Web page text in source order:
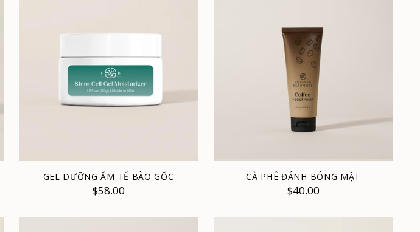
GEL DƯỠNG ẨM TẾ BÀO GỐC
$58.00
CÀ PHÊ ĐÁNH BÓNG MẶT
$40.00